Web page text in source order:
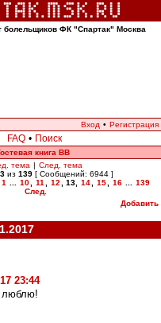
ФК "Спартак" Москва
Вход • Регистрация
FAQ • Поиск
книга ВВ
тема | След. тема
из 139 [ Сообщений: 6944 ]
1 10 11 12 13, 14 15 16
139
След.
Добавить
23:44
люблю!